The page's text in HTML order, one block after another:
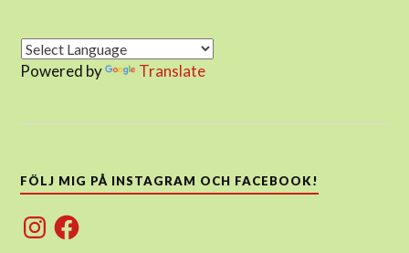
Powered by Translate
FÖLJ MIG PÅ INSTAGRAM OCH FACEBOOK!
InstagramFacebook